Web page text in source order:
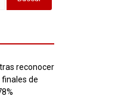
reconocer
finales de